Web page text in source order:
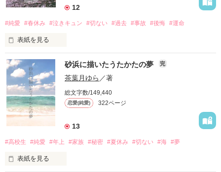
1人、校風を丸無視した人物が在籍している。
「おはよう、真彩ちゃん」
「おはよう、藍くん。今日は早いんだね」
太陽光に反射してきらめく金色。
見た者を一瞬で虜にする愛くるしい笑顔。
入学当初から手を焼いているクラスメイトでもある。
12
#純愛 #春休み #泣きキュン #切ない #過去 #事故 #後悔 #運命
表紙を見る
大学生になって早1年。
私には密かに片想いしている男の子がいる。
「あははっ。引っかかった」
「俺の傘大きめだから入りなよ」
家族思いで温厚な性格。
砂浜に描いたうたかたの夢 完
茶葉月ゆら ／著
総文字数/149,440
恋愛(純愛) 322ページ
13
#高校生 #純愛 #年上 #家族 #秘密 #夏休み #切ない #海 #夢
表紙を見る